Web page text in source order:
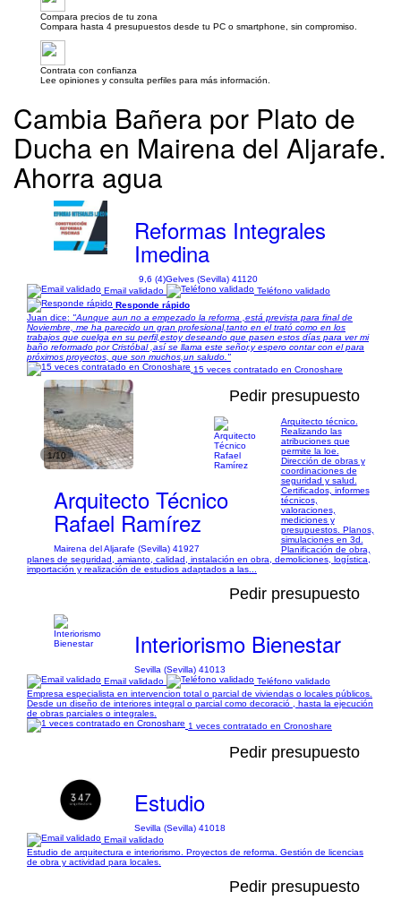
Compara precios de tu zona
Compara hasta 4 presupuestos desde tu PC o smartphone, sin compromiso.
Contrata con confianza
Lee opiniones y consulta perfiles para más información.
Cambia Bañera por Plato de
Ducha en Mairena del Aljarafe.
Ahorra agua
Reformas Integrales
Imedina
9,6 (4)Gelves (Sevilla) 41120
Email validado
Teléfono validado
Responde rápido
Juan dice: "Aunque aun no a empezado la reforma ,está prevista para final de
Noviembre, me ha parecido un gran profesional,tanto en el trató como en los
trabajos que cuelga en su perfil,estoy deseando que pasen estos días para ver mi
baño reformado por Cristóbal ,así se llama este señor,y espero contar con el para
próximos proyectos, que son muchos,un saludo."
15 veces contratado en Cronoshare
1/10
Pedir presupuesto
Arquitecto Técnico
Rafael Ramírez
Mairena del Aljarafe (Sevilla) 41927
Arquitecto técnico.
Realizando las
atribuciones que
permite la loe.
Dirección de obras y
coordinaciones de
seguridad y salud.
Certificados, informes
técnicos,
valoraciones,
mediciones y
presupuestos. Planos,
simulaciones en 3d.
Planificación de obra,
planes de seguridad, amianto, calidad, instalación en obra, demoliciones, logística,
importación y realización de estudios adaptados a las...
Pedir presupuesto
Interiorismo Bienestar
Sevilla (Sevilla) 41013
Email validado
Teléfono validado
Empresa especialista en intervencion total o parcial de viviendas o locales públicos.
Desde un diseño de interiores integral o parcial como decoració , hasta la ejecución
de obras parciales o integrales.
1 veces contratado en Cronoshare
Pedir presupuesto
Estudio
Sevilla (Sevilla) 41018
Email validado
Estudio de arquitectura e interiorismo. Proyectos de reforma. Gestión de licencias
de obra y actividad para locales.
Pedir presupuesto